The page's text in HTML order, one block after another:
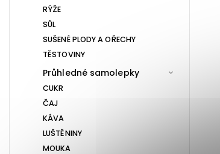
RÝŽE
SŮL
SUŠENÉ PLODY A OŘECHY
TĚSTOVINY
Průhledné samolepky
CUKR
ČAJ
KÁVA
LUŠTĚNINY
MOUKA